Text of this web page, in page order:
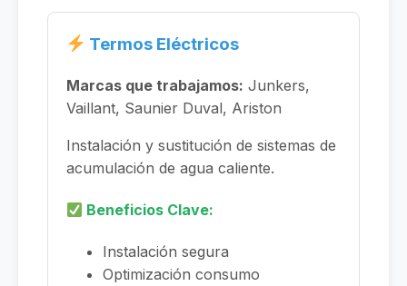
Termos Eléctricos
Marcas que trabajamos: Junkers,
Vaillant, Saunier Duval, Ariston
Instalación y sustitución de sistemas de
acumulación de agua caliente.
Beneficios Clave:
Instalación segura
Optimización consumo